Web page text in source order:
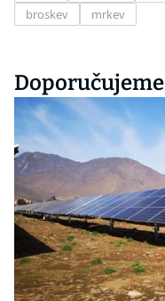
broskev
mrkev
Doporučujeme